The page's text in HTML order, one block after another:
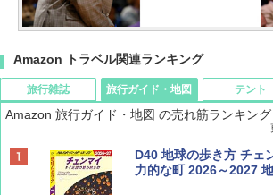
Amazon トラベル関連ランキング
旅行雑誌
BE-PAL(ビ-パル) 2026
SOTO ミニマル"旅"財
旅行ガイド・地図
Amazon 旅行ガイド・地図 の売れ筋ランキング
D40 地球の歩き方 チェ
力的な町 2026～2027
テント